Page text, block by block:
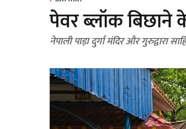
पेवर ब्लॉक बिछाने
नेपाली पाड़ा दुर्गा मंदिर और गुरुद्वारा